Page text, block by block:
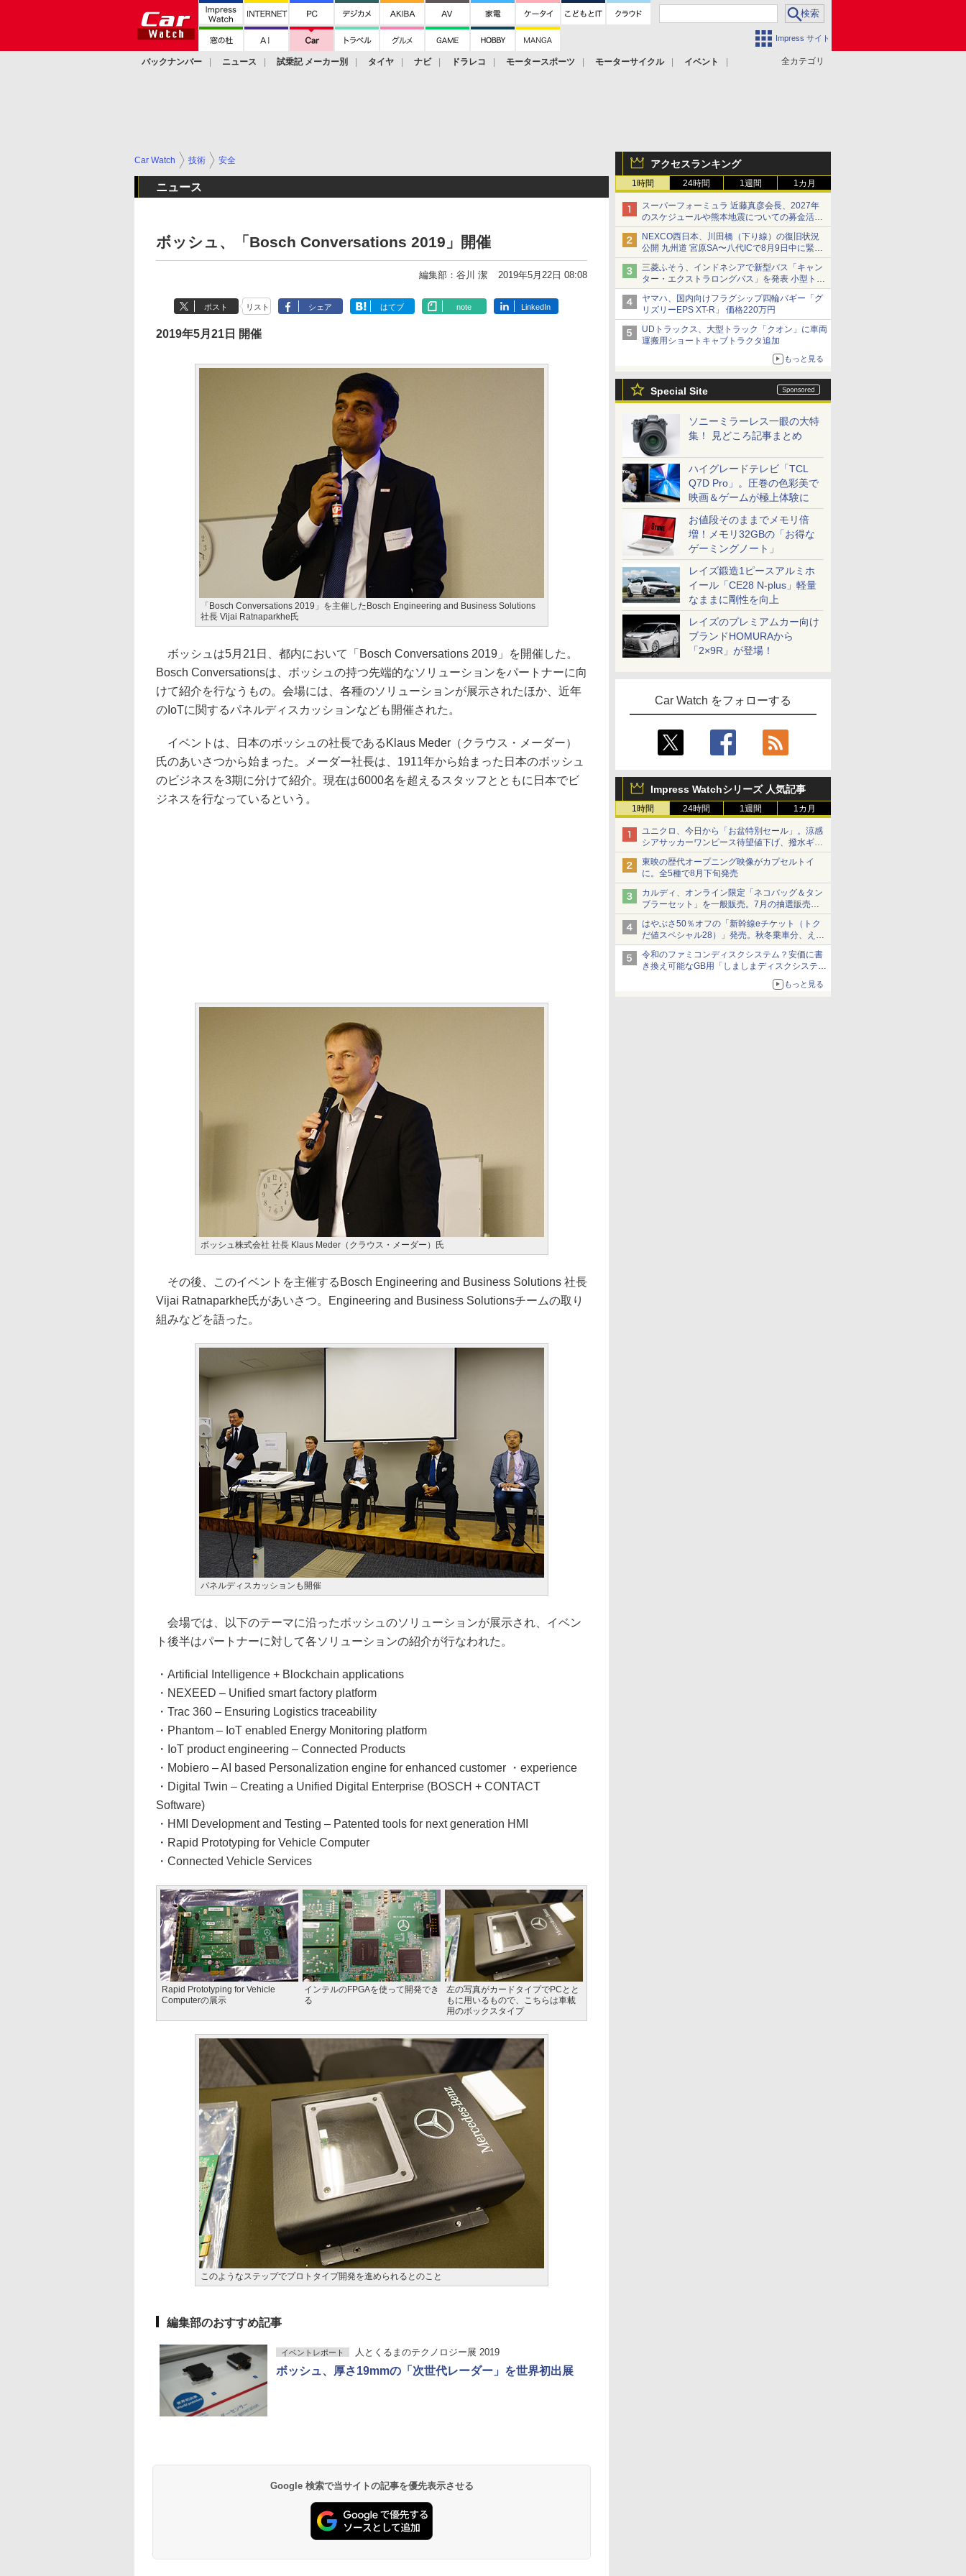
Impress サイト
全カテゴリ
バックナンバー ニュース 試乗記 メーカー別 タイヤ ナビ ドラレコ モータースポーツ モーターサイクル
イベント
アクセスランキング
1時間 24時間 1週間 1カ月
スーパーフォーミュラ 近藤真彦会長、2027年
のスケジュールや熊本地震についての募金活動
を紹介
NEXCO西日本、川田橋（下り線）の復旧状況
公開 九州道 宮原SA〜八代ICで8月9日中に緊急
車両を通行可能に
三菱ふそう、インドネシアで新型バス「キャン
ター・エクストラロングバス」を発表 小型トラ
ックベースの観光・旅客輸送向けバス
ヤマハ、国内向けフラグシップ四輪バギー「グ
リズリーEPS XT-R」 価格220万円
UDトラックス、大型トラック「クオン」に車両
運搬用ショートキャブトラクタ追加
もっと見る
Special Site
ソニーミラーレス一眼の大特
集！ 見どころ記事まとめ
ハイグレードテレビ「TCL
Q7D Pro」。圧巻の色彩美で
映画＆ゲームが極上体験に
お値段そのままでメモリ倍
増！メモリ32GBの「お得な
ゲーミングノート」
レイズ鍛造1ピースアルミホ
イール「CE28 N-plus」軽量
なままに剛性を向上
レイズのプレミアムカー向け
ブランドHOMURAから
「2×9R」が登場！
Car Watch をフォローする
Impress Watchシリーズ 人気記事
1時間 24時間 1週間 1カ月
ユニクロ、今日から「お盆特別セール」。涼感
シアサッカーワンピース待望値下げ、撥水ギア
ショーツは1990円に
東映の歴代オープニング映像がカプセルトイ
に。全5種で8月下旬発売
カルディ、オンライン限定「ネコバッグ＆タン
ブラーセット」を一般販売。7月の抽選販売の
当選無効分
はやぶさ50％オフの「新幹線eチケット（トク
だ値スペシャル28）」発売。秋冬乗車分、えき
ねっと限定
令和のファミコンディスクシステム？安価に書
き換え可能なGB用「しましまディスクシステ
もっと見る
Car Watch 技術 安全
ニュース
ボッシュ、「Bosch Conversations 2019」開催
編集部：谷川 潔 2019年5月22日 08:08
ポスト リスト シェア はてブ note LinkedIn
2019年5月21日 開催
「Bosch Conversations 2019」を主催したBosch Engineering and Business Solutions
社長 Vijai Ratnaparkhe氏
ボッシュは5月21日、都内において「Bosch Conversations 2019」を開催した。
Bosch Conversationsは、ボッシュの持つ先端的なソリューションをパートナーに向
けて紹介を行なうもの。会場には、各種のソリューションが展示されたほか、近年
のIoTに関するパネルディスカッションなども開催された。
イベントは、日本のボッシュの社長であるKlaus Meder（クラウス・メーダー）
氏のあいさつから始まった。メーダー社長は、1911年から始まった日本のボッシュ
のビジネスを3期に分けて紹介。現在は6000名を超えるスタッフとともに日本でビ
ジネスを行なっているという。
ボッシュ株式会社 社長 Klaus Meder（クラウス・メーダー）氏
その後、このイベントを主催するBosch Engineering and Business Solutions 社長
Vijai Ratnaparkhe氏があいさつ。Engineering and Business Solutionsチームの取り
組みなどを語った。
パネルディスカッションも開催
会場では、以下のテーマに沿ったボッシュのソリューションが展示され、イベン
ト後半はパートナーに対して各ソリューションの紹介が行なわれた。
・Artificial Intelligence + Blockchain applications
・NEXEED – Unified smart factory platform
・Trac 360 – Ensuring Logistics traceability
・Phantom – IoT enabled Energy Monitoring platform
・IoT product engineering – Connected Products
・Mobiero – AI based Personalization engine for enhanced customer ・experience
・Digital Twin – Creating a Unified Digital Enterprise (BOSCH + CONTACT
Software)
・HMI Development and Testing – Patented tools for next generation HMI
・Rapid Prototyping for Vehicle Computer
・Connected Vehicle Services
Rapid Prototyping for Vehicle
Computerの展示
インテルのFPGAを使って開発でき
る
左の写真がカードタイプでPCとと
もに用いるもので、こちらは車載
用のボックスタイプ
このようなステップでプロトタイプ開発を進められるとのこと
編集部のおすすめ記事
イベントレポート 人とくるまのテクノロジー展 2019
ボッシュ、厚さ19mmの「次世代レーダー」を世界初出展
Google 検索で当サイトの記事を優先表示させる